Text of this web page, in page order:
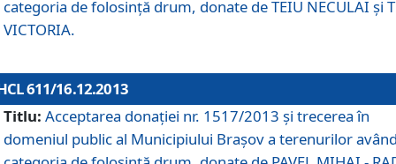
categoria de folosinţă drum, donate de TEIU NECULAI şi
VICTORIA.
611/16.12.2013
Titlu: Acceptarea donaţiei nr. 1517/2013 şi trecerea în
domeniul public al Municipiului Braşov a terenurilor